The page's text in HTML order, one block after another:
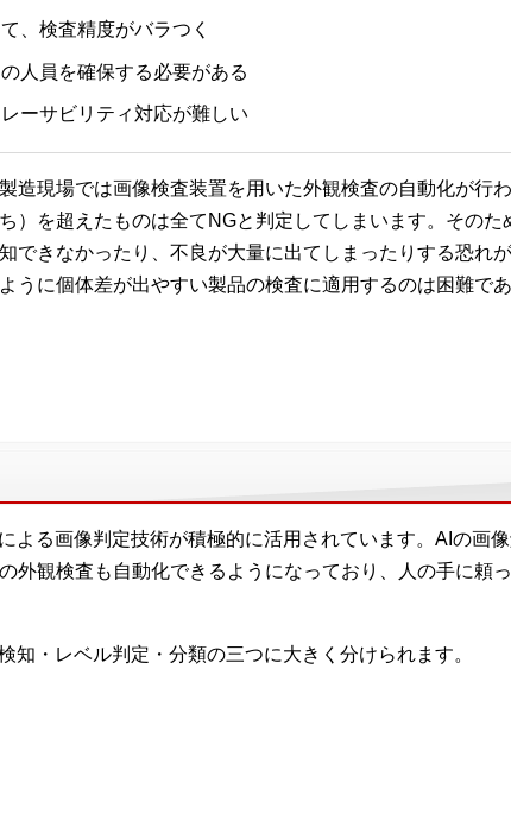
、検査精度がバラつく
人員を確保する必要がある
ーサビリティ対応が難しい
造現場では画像検査装置を用いた外観検査の自動化が行
）を超えたものは全てNGと判定してしまいます。その
できなかったり、不良が大量に出てしまったりする恐れ
うに個体差が出やすい製品の検査に適用するのは困難で
よる画像判定技術が積極的に活用されています。AIの画
外観検査も自動化できるようになっており、人の手に頼
知・レベル判定・分類の三つに大きく分けられます。